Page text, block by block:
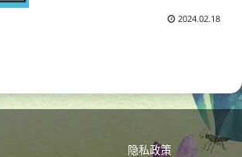
2024.02.18
隐私政策